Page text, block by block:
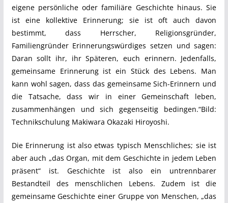
eigene persönliche oder familiäre Geschichte hinaus. Sie
ist eine kollektive Erinnerung; sie ist oft auch davon
bestimmt, dass Herrscher, Religionsgründer,
Familiengründer Erinnerungswürdiges setzen und sagen:
Daran sollt ihr, ihr Späteren, euch erinnern. Jedenfalls,
gemeinsame Erinnerung ist ein Stück des Lebens. Man
kann wohl sagen, dass das gemeinsame Sich-Erinnern und
die Tatsache, dass wir in einer Gemeinschaft leben,
zusammenhängen und sich gegenseitig bedingen.“Bild:
Technikschulung Makiwara Okazaki Hiroyoshi.
Die Erinnerung ist also etwas typisch Menschliches; sie ist
aber auch „das Organ, mit dem Geschichte in jedem Leben
präsent“ ist. Geschichte ist also ein untrennbarer
Bestandteil des menschlichen Lebens. Zudem ist die
gemeinsame Geschichte einer Gruppe von Menschen, „das